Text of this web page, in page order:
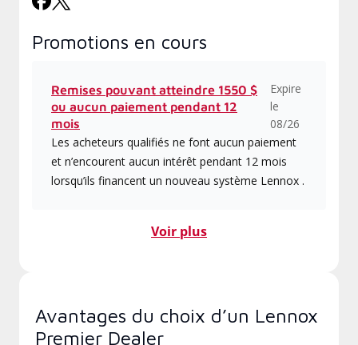
Promotions en cours
Remises pouvant atteindre 1550 $
ou aucun paiement pendant 12
mois
Expire
le
08/26
Les acheteurs qualifiés ne font aucun paiement
et n’encourent aucun intérêt pendant 12 mois
lorsqu’ils financent un nouveau système Lennox .
Voir plus
Avantages du choix d’un Lennox
Premier Dealer